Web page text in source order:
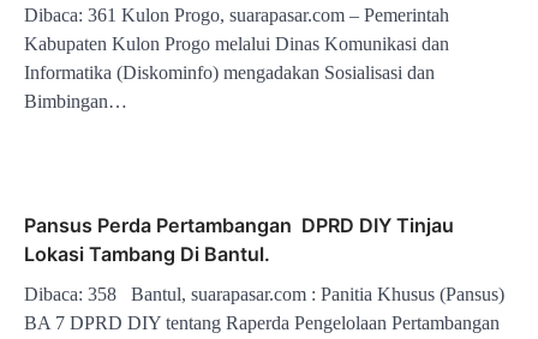
Dibaca: 361 Kulon Progo, suarapasar.com – Pemerintah
Kabupaten Kulon Progo melalui Dinas Komunikasi dan
Informatika (Diskominfo) mengadakan Sosialisasi dan
Bimbingan…
Pansus Perda Pertambangan DPRD DIY Tinjau
Lokasi Tambang Di Bantul.
Dibaca: 358 Bantul, suarapasar.com : Panitia Khusus (Pansus)
BA 7 DPRD DIY tentang Raperda Pengelolaan Pertambangan